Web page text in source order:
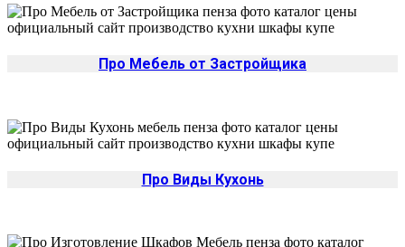
Про Мебель от Застройщика
Про Виды Кухонь